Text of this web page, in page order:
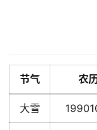
节气 农
大雪